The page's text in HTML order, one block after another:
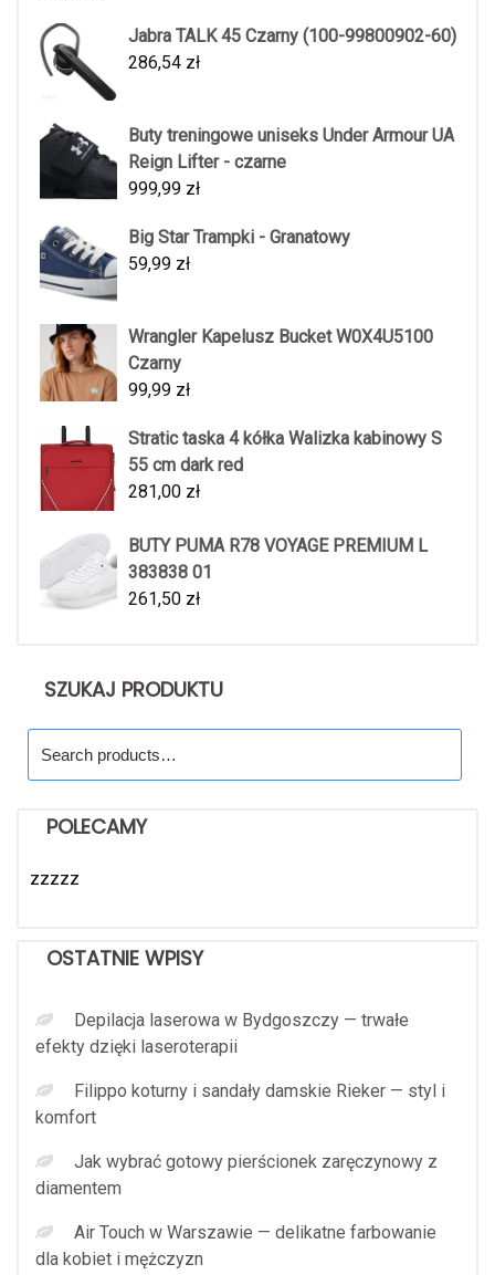
Jabra TALK 45 Czarny (100-99800902-60)
286,54 zł
Buty treningowe uniseks Under Armour UA
Reign Lifter - czarne
999,99 zł
Big Star Trampki - Granatowy
59,99 zł
Wrangler Kapelusz Bucket W0X4U5100
Czarny
99,99 zł
Stratic taska 4 kółka Walizka kabinowy S
55 cm dark red
281,00 zł
BUTY PUMA R78 VOYAGE PREMIUM L
383838 01
261,50 zł
SZUKAJ PRODUKTU
for:
POLECAMY
zzzzz
OSTATNIE WPISY
Depilacja laserowa w Bydgoszczy — trwałe
efekty dzięki laseroterapii
Filippo koturny i sandały damskie Rieker — styl i
komfort
Jak wybrać gotowy pierścionek zaręczynowy z
diamentem
Air Touch w Warszawie — delikatne farbowanie
dla kobiet i mężczyzn